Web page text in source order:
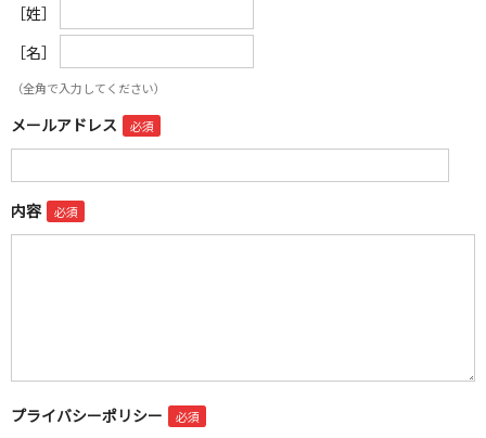
［姓］
［名］
（全角で入力してください）
メールアドレス
内容
プライバシーポリシー